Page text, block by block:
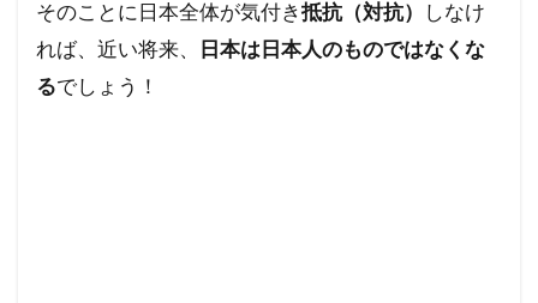
そのことに日本全体が気付き抵抗（対抗）
しなけ
れば、近い将来、 日本は日本人のものではなくな
るでしょう！